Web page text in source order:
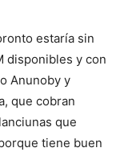
estaría sin
disponibles y con
Anunoby y
que cobran
que
tiene buen